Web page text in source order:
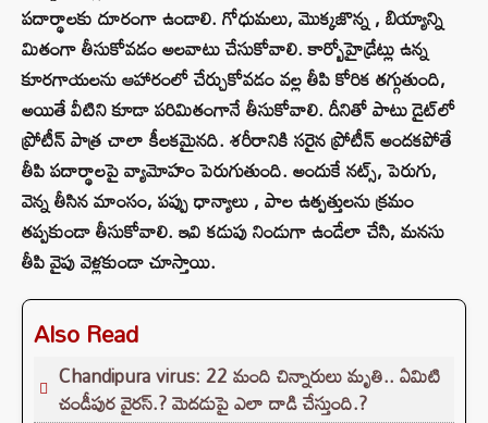
పదార్థాలకు దూరంగా ఉండాలి. గోధుమలు, మొక్కజొన్న , బియ్యాన్ని
మితంగా తీసుకోవడం అలవాటు చేసుకోవాలి. కార్బోహైడ్రేట్లు ఉన్న
కూరగాయలను ఆహారంలో చేర్చుకోవడం వల్ల తీపి కోరిక తగ్గుతుంది,
అయితే వీటిని కూడా పరిమితంగానే తీసుకోవాలి. దీనితో పాటు డైట్‌లో
ప్రోటీన్ పాత్ర చాలా కీలకమైనది. శరీరానికి సరైన ప్రోటీన్ అందకపోతే
తీపి పదార్థాలపై వ్యామోహం పెరుగుతుంది. అందుకే నట్స్, పెరుగు,
వెన్న తీసిన మాంసం, పప్పు ధాన్యాలు , పాల ఉత్పత్తులను క్రమం
తప్పకుండా తీసుకోవాలి. ఇవి కడుపు నిండుగా ఉండేలా చేసి, మనసు
తీపి వైపు వెళ్లకుండా చూస్తాయి.
Also Read
Chandipura virus: 22 మంది చిన్నారులు మృతి.. ఏమిటి
చండీపుర వైరస్.? మెదడుపై ఎలా దాడి చేస్తుంది.?